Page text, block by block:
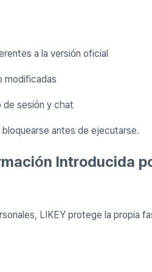
a la versión oficial
modificadas
de sesión y chat
antes de ejecutarse.
Introducida
LIKEY protege la propia